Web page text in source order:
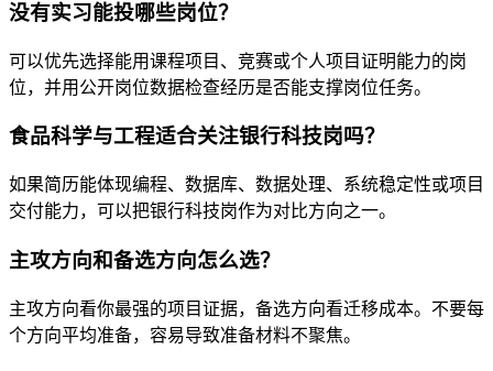
没有实习能投哪些岗位？
可以优先选择能用课程项目、竞赛或个人项目证明能力的岗
位，并用公开岗位数据检查经历是否能支撑岗位任务。
食品科学与工程适合关注银行科技岗吗？
如果简历能体现编程、数据库、数据处理、系统稳定性或项目
交付能力，可以把银行科技岗作为对比方向之一。
主攻方向和备选方向怎么选？
主攻方向看你最强的项目证据，备选方向看迁移成本。不要每
个方向平均准备，容易导致准备材料不聚焦。